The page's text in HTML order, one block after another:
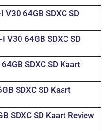
V30 64GB SDXC SD
V30 64GB SDXC SD
SDXC SD Kaart
SDXC SD Kaart
SDXC SD Kaart Review